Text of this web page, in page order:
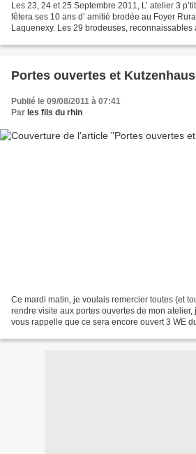
Les 23, 24 et 25 Septembre 2011, L’ atelier 3
fêtera ses 10 ans d’ amitié brodée au Foyer
Laquenexy. Les 29 brodeuses,
Portes ouvertes et
Publié le 09/08/2011 à 07:41
Par les fils du rhin
Ce mardi matin, je voulais remercier toutes (et
rendre visite aux portes ouvertes de mon
vous rappelle que ce sera encore ouvert 3 WE